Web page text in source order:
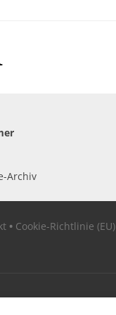
Archiv
Cookie-Richtlinie (EU)